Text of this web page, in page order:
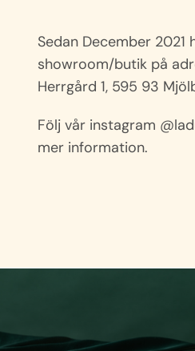
Sedan December 2021
showroom/butik på
Herrgård 1, 595 93
Följ vår instagram
mer information.